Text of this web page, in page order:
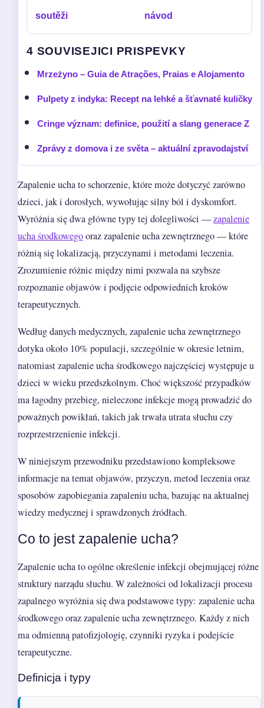
soutěži návod
4 SOUVISEJICI PRISPEVKY
Mrzeżyno – Guia de Atrações, Praias e Alojamento
Pulpety z indyka: Recept na lehké a šťavnaté kuličky
Cringe význam: definice, použití a slang generace Z
Zprávy z domova i ze světa – aktuální zpravodajství
Zapalenie ucha to schorzenie, które może dotyczyć zarówno
dzieci, jak i dorosłych, wywołując silny ból i dyskomfort.
Wyróżnia się dwa główne typy tej dolegliwości —zapalenie
ucha środkowegooraz zapalenie ucha zewnętrznego — które
różnią się lokalizacją, przyczynami i metodami leczenia.
Zrozumienie różnic między nimi pozwala na szybsze
rozpoznanie objawów i podjęcie odpowiednich kroków
terapeutycznych.
Według danych medycznych, zapalenie ucha zewnętrznego
dotyka około 10% populacji, szczególnie w okresie letnim,
natomiast zapalenie ucha środkowego najczęściej występuje u
dzieci w wieku przedszkolnym. Choć większość przypadków
ma łagodny przebieg, nieleczone infekcje mogą prowadzić do
poważnych powikłań, takich jak trwała utrata słuchu czy
rozprzestrzenienie infekcji.
W niniejszym przewodniku przedstawiono kompleksowe
informacje na temat objawów, przyczyn, metod leczenia oraz
sposobów zapobiegania zapaleniu ucha, bazując na aktualnej
wiedzy medycznej i sprawdzonych źródłach.
Co to jest zapalenie ucha?
Zapalenie ucha to ogólne określenie infekcji obejmującej różne
struktury narządu słuchu. W zależności od lokalizacji procesu
zapalnego wyróżnia się dwa podstawowe typy: zapalenie ucha
środkowego oraz zapalenie ucha zewnętrznego. Każdy z nich
ma odmienną patofizjologię, czynniki ryzyka i podejście
terapeutyczne.
Definicja i typy